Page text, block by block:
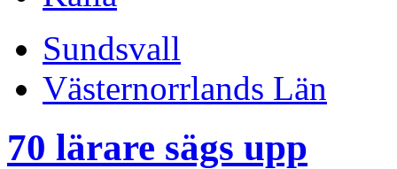
Sundsvall
Västernorrlands Län
70 lärare sägs upp